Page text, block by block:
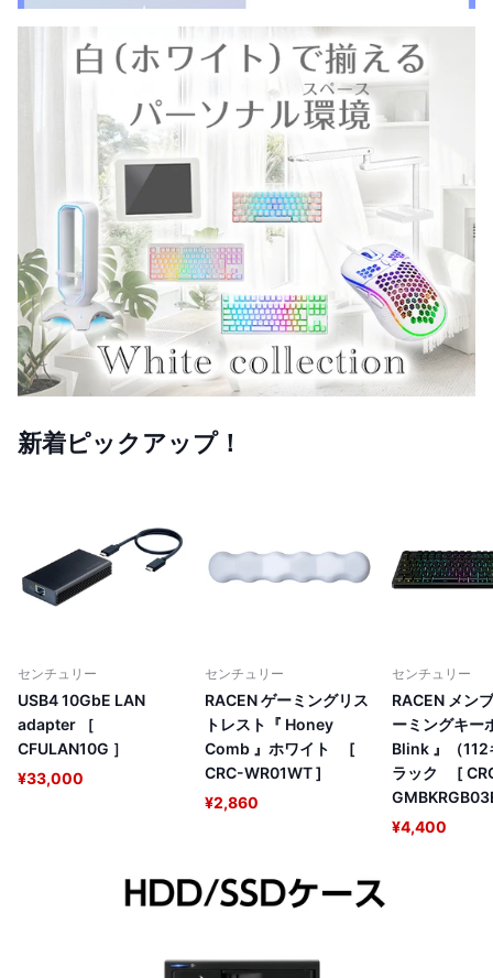
新着ピックアップ！
センチュリー
USB4 10GbE LAN
adapter ［
CFULAN10G ］
¥33,000
センチュリー
RACEN ゲーミングリス
トレスト『 Honey
Comb 』ホワイト [
CRC-WR01WT ]
¥2,860
センチュリー
RACEN メン
ーミングキー
Blink 』（112
ラック [
¥4,400